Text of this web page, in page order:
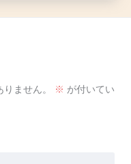
ません。 ※ が付いてい